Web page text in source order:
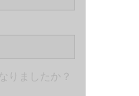
りましたか？